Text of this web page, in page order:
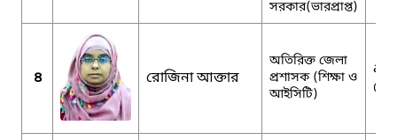
সরকার(ভারপ্রাপ্ত)
৪ রোজিনা আক্তার
অতিরিক্ত জেলা
প্রশাসক (শিক্ষা ও
আইসিটি)